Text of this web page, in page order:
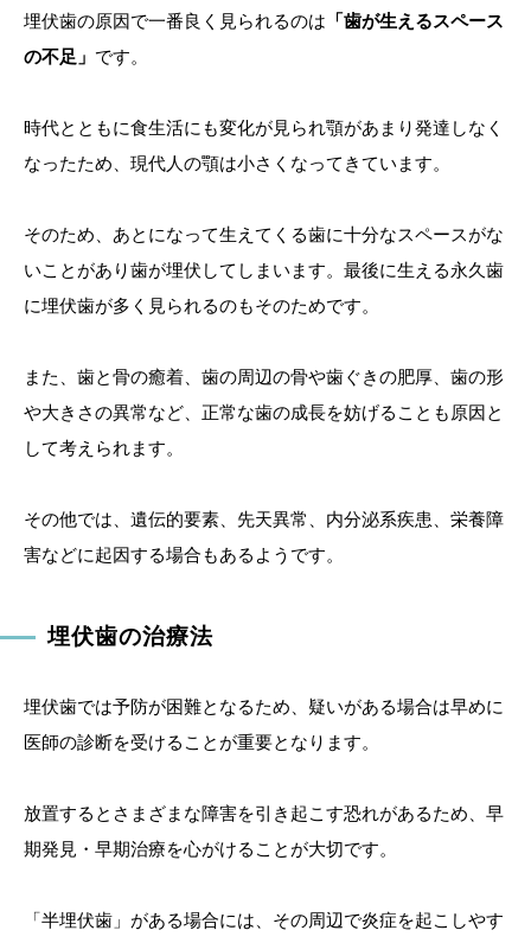
埋伏歯の原因で一番良く見られるのは 「歯が生えるスペース
の不足」 です。
時代とともに食生活にも変化が見られ顎があまり発達しなく
なったため、現代人の顎は小さくなってきています。
そのため、あとになって生えてくる歯に十分なスペースがな
いことがあり歯が埋伏してしまいます。最後に生える永久歯
に埋伏歯が多く見られるのもそのためです。
また、歯と骨の癒着、歯の周辺の骨や歯ぐきの肥厚、歯の形
や大きさの異常など、正常な歯の成長を妨げることも原因と
して考えられます。
その他では、遺伝的要素、先天異常、内分泌系疾患、栄養障
害などに起因する場合もあるようです。
埋伏歯の治療法
埋伏歯では予防が困難となるため、疑いがある場合は早めに
医師の診断を受けることが重要となります。
放置するとさまざまな障害を引き起こす恐れがあるため、早
期発見・早期治療を心がけることが大切です。
「半埋伏歯」がある場合には、その周辺で炎症を起こしやす